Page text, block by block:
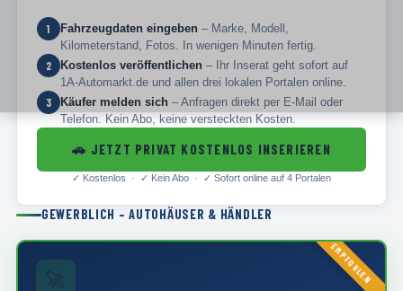
1 Fahrzeugdaten eingeben – Marke, Modell,
Kilometerstand, Fotos. In wenigen Minuten fertig.
2 Kostenlos veröffentlichen – Ihr Inserat geht sofort auf
1A-Automarkt.de und allen drei lokalen Portalen online.
3 Käufer melden sich – Anfragen direkt per E-Mail oder
Telefon. Kein Abo, keine versteckten Kosten.
🚗 JETZT PRIVAT KOSTENLOS INSERIEREN
✓ Kostenlos · ✓ Kein Abo · ✓ Sofort online auf 4 Portalen
GEWERBLICH – AUTOHÄUSER & HÄNDLER
EMPFOHLEN
🚀